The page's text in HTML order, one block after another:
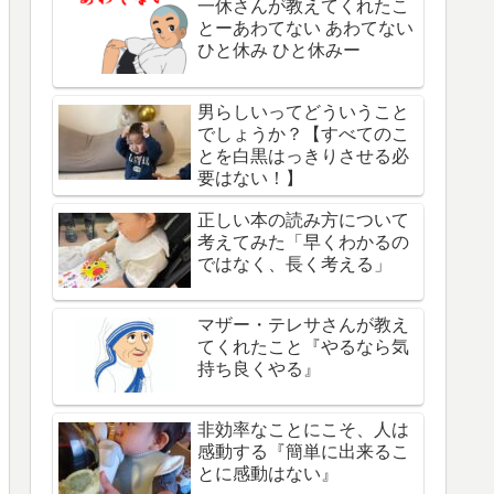
一休さんが教えてくれたこ
とーあわてない あわてない
ひと休み ひと休みー
男らしいってどういうこと
でしょうか？【すべてのこ
とを白黒はっきりさせる必
要はない！】
正しい本の読み方について
考えてみた「早くわかるの
ではなく、長く考える」
マザー・テレサさんが教え
てくれたこと『やるなら気
持ち良くやる』
非効率なことにこそ、人は
感動する『簡単に出来るこ
とに感動はない』